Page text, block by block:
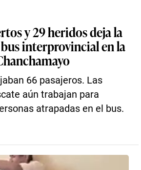
y 29 heridos deja la
interprovincial en la
66 pasajeros. Las
aún trabajan para
atrapadas en el bus.